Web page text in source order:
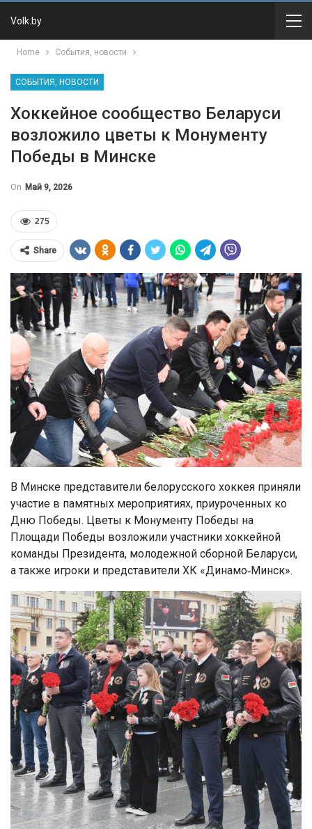
Volk.by
Home События, новости
СОБЫТИЯ, НОВОСТИ
Хоккейное сообщество Беларуси
возложило цветы к Монументу
Победы в Минске
On Май 9, 2026
275
Share
В Минске представители белорусского хоккея приняли
участие в памятных мероприятиях, приуроченных ко
Дню Победы. Цветы к Монументу Победы на
Площади Победы возложили участники хоккейной
команды Президента, молодежной сборной Беларуси,
а также игроки и представители ХК «Динамо‑Минск».